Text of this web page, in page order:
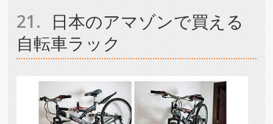
日本のアマゾンで買える
自転車ラック